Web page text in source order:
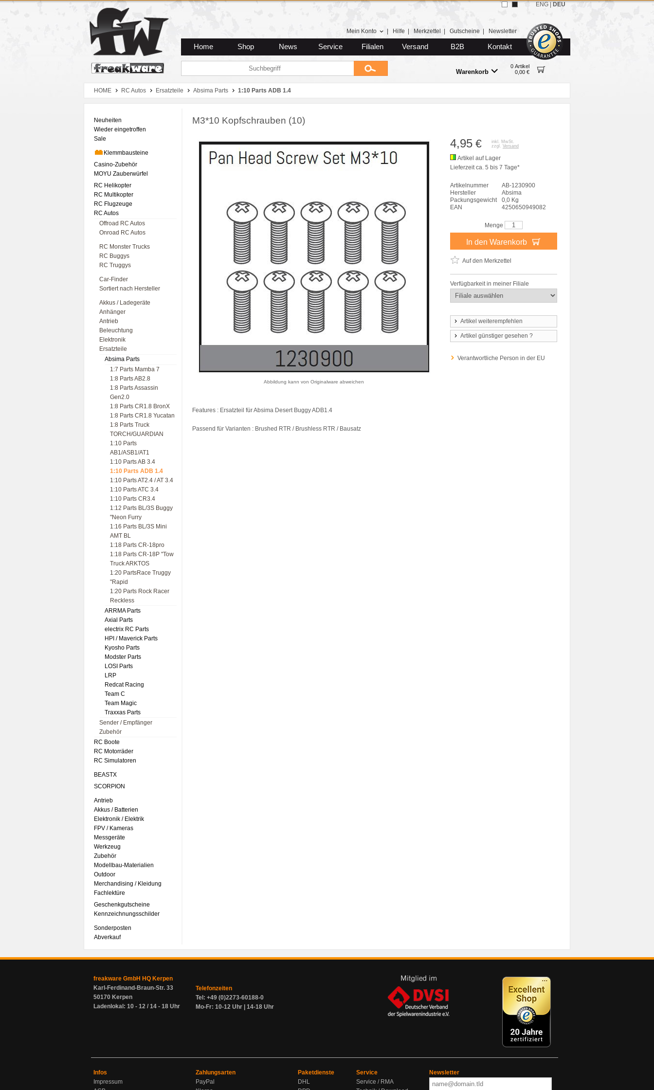
Zum Hauptmenue
Zum Seiteninhalt
Zum Warenkob
Mein Konto Hilfe Merkzettel Gutscheine Newsletter
Home Shop News Service Filialen Versand B2B Kontakt
Warenkorb
0 Artikel
0,00 €
ENG DEU
HOME RC Autos Ersatzteile Absima Parts 1:10 Parts ADB 1.4
Neuheiten
Wieder eingetroffen
Sale
Klemmbausteine
Casino-Zubehör
MOYU Zauberwürfel
RC Helikopter
RC Multikopter
RC Flugzeuge
RC Autos
Offroad RC Autos
Onroad RC Autos
RC Monster Trucks
RC Buggys
RC Truggys
Car-Finder
Sortiert nach Hersteller
Akkus / Ladegeräte
Anhänger
Antrieb
Beleuchtung
Elektronik
Ersatzteile
Absima Parts
1:7 Parts Mamba 7
1:8 Parts AB2.8
1:8 Parts Assassin
Gen2.0
1:8 Parts CR1.8 BronX
1:8 Parts CR1.8 Yucatan
1:8 Parts Truck
TORCH/GUARDIAN
1:10 Parts
AB1/ASB1/AT1
1:10 Parts AB 3.4
1:10 Parts ADB 1.4
1:10 Parts AT2.4 / AT 3.4
1:10 Parts ATC 3.4
1:10 Parts CR3.4
1:12 Parts BL/3S Buggy
"Neon Furry
1:16 Parts BL/3S Mini
AMT BL
1:18 Parts CR-18pro
1:18 Parts CR-18P "Tow
Truck ARKTOS
1:20 PartsRace Truggy
"Rapid
1:20 Parts Rock Racer
Reckless
ARRMA Parts
Axial Parts
electrix RC Parts
HPI / Maverick Parts
Kyosho Parts
Modster Parts
LOSI Parts
LRP
Redcat Racing
Team C
Team Magic
Traxxas Parts
Sender / Empfänger
Zubehör
RC Boote
RC Motorräder
RC Simulatoren
BEASTX
SCORPION
Antrieb
Akkus / Batterien
Elektronik / Elektrik
FPV / Kameras
Messgeräte
Werkzeug
Zubehör
Modellbau-Materialien
Outdoor
Merchandising / Kleidung
Fachlektüre
Geschenkgutscheine
Kennzeichnungsschilder
Sonderposten
Abverkauf
M3*10 Kopfschrauben (10)
Abbildung kann von Originalware abweichen
Features : Ersatzteil für Absima Desert Buggy ADB1.4
Passend für Varianten : Brushed RTR / Brushless RTR / Bausatz
4,95 €
inkl. MwSt.
zzgl. Versand
Artikel auf Lager
Lieferzeit ca. 5 bis 7 Tage*
Artikelnummer
AB-1230900
Hersteller
Absima
Packungsgewicht
0,0 Kg
EAN
4250650949082
Menge
In den Warenkorb
Auf den Merkzettel
Verfügbarkeit in meiner Filiale
Artikel weiterempfehlen
Artikel günstiger gesehen ?
Verantwortliche Person in der EU
freakware GmbH HQ Kerpen
Karl-Ferdinand-Braun-Str. 33
50170 Kerpen
Ladenlokal: 10 - 12 / 14 - 18 Uhr
Telefonzeiten
Tel: +49 (0)2273-60188-0
Mo-Fr: 10-12 Uhr | 14-18 Uhr
Infos
Impressum
Zahlungsarten
PayPal
Paketdienste
DHL
Service
Service / RMA
Newsletter